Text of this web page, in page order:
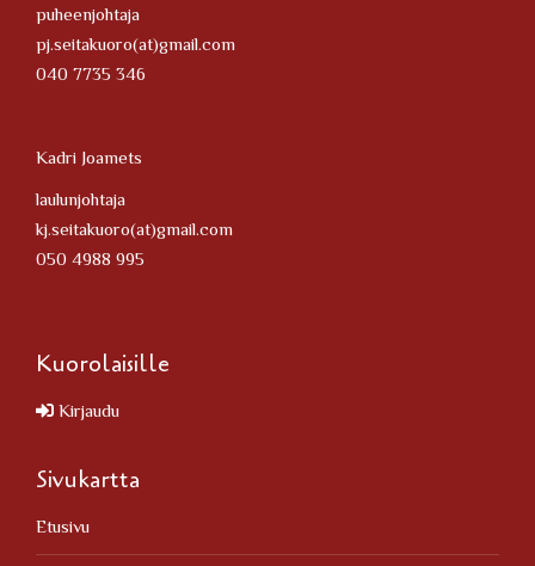
puheenjohtaja
pj.seitakuoro(at)gmail.com
040 7735 346
Kadri Joamets
laulunjohtaja
kj.seitakuoro(at)gmail.com
050 4988 995
Kuorolaisille
Kirjaudu
Sivukartta
Etusivu